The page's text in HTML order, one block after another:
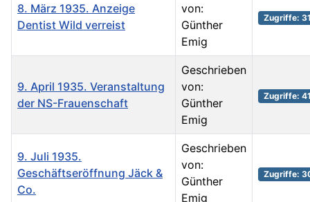
8. März 1935. Anzeige
Dentist Wild verreist
von:
Günther
Emig
Zugriffe:
9. April 1935. Veranstaltung
der NS-Frauenschaft
Geschrieben
von:
Günther
Emig
Zugriffe:
9. Juli 1935.
Geschäftseröffnung Jäck &
Co.
Geschrieben
von:
Günther
Emig
Zugriffe: